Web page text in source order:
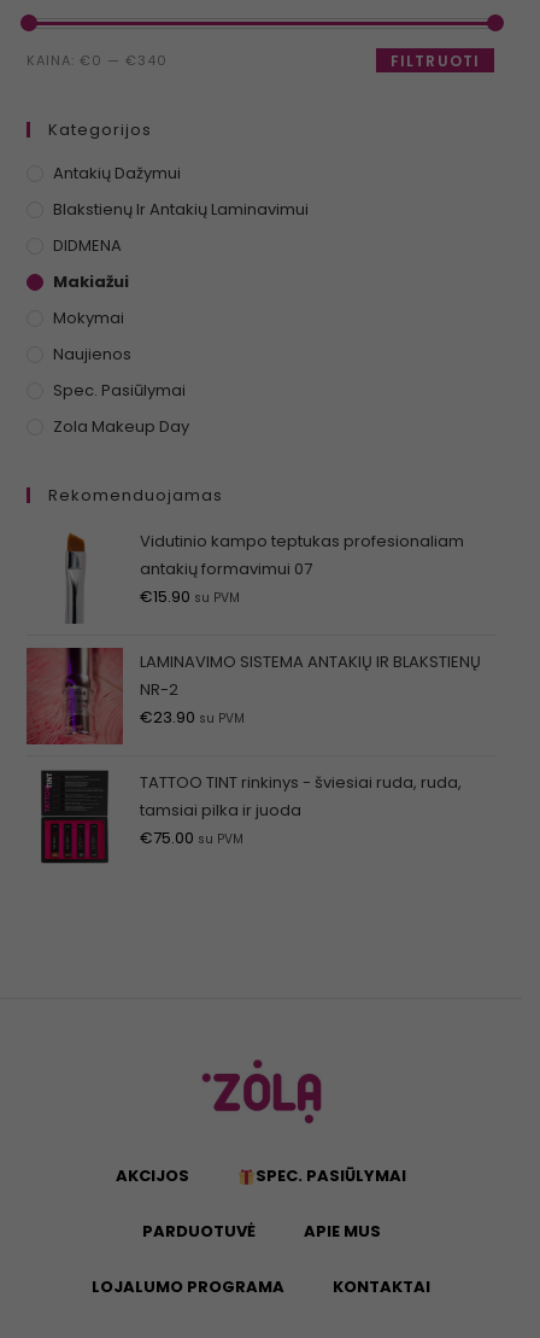
FILTRUOTI
KAINA: €0 — €340
Kategorijos
Antakių Dažymui
Blakstienų Ir Antakių Laminavimui
DIDMENA
Makiažui
Mokymai
Naujienos
Spec. Pasiūlymai
Zola Makeup Day
Rekomenduojamas
Vidutinio kampo teptukas profesionaliam
antakių formavimui 07
€15.90 su PVM
LAMINAVIMO SISTEMA ANTAKIŲ IR BLAKSTIENŲ
NR-2
€23.90 su PVM
TATTOO TINT rinkinys - šviesiai ruda, ruda,
tamsiai pilka ir juoda
€75.00 su PVM
AKCIJOS SPEC. PASIŪLYMAI
PARDUOTUVĖ APIE MUS
LOJALUMO PROGRAMA KONTAKTAI